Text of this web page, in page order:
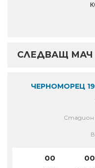
СЛЕДВАЩ МАЧ
ЧЕРНОМОРЕЦ
Стадион
00 00